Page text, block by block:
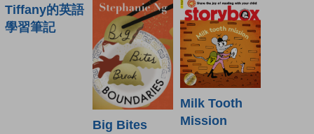
Tiffany的英語
學習筆記
Big Bites
Milk Tooth
Mission